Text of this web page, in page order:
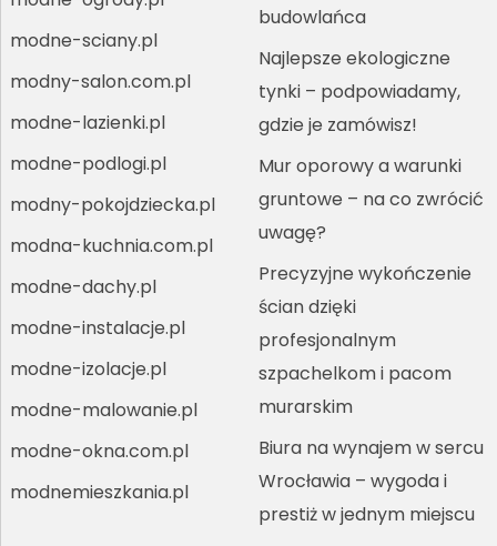
modne-sciany.pl
modny-salon.com.pl
modne-lazienki.pl
modne-podlogi.pl
modny-pokojdziecka.pl
modna-kuchnia.com.pl
modne-dachy.pl
modne-instalacje.pl
modne-izolacje.pl
modne-malowanie.pl
modne-okna.com.pl
modnemieszkania.pl
budowlańca
Najlepsze ekologiczne
tynki – podpowiadamy,
gdzie je zamówisz!
Mur oporowy a warunki
gruntowe – na co zwrócić
uwagę?
Precyzyjne wykończenie
ścian dzięki
profesjonalnym
szpachelkom i pacom
murarskim
Biura na wynajem w sercu
Wrocławia – wygoda i
prestiż w jednym miejscu